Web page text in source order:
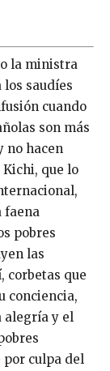
la ministra
los saudíes
cuando
son más
no hacen
Kichi, que lo
faena
pobres
las
corbetas que
conciencia,
alegría y el
culpa del